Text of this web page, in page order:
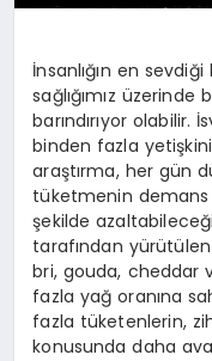
İnsanlığın en
sağlığımız
barındırıyor olabilir.
binden fazla
araştırma, her gün
tüketmenin
şekilde
tarafından
bri, gouda, cheddar
fazla yağ oranına
fazla tüketenlerin,
konusunda daha